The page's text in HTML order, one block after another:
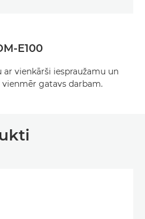
E100
vienkārši iespraužamu un
gatavs darbam.